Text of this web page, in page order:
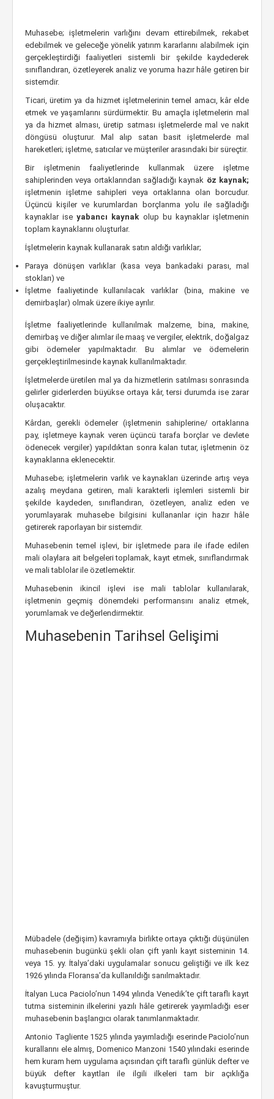
Muhasebe; işletmelerin varlığını devam ettirebilmek, rekabet
edebilmek ve geleceğe yönelik yatırım kararlarını alabilmek için
gerçekleştirdiği faaliyetleri sistemli bir şekilde kaydederek
sınıflandıran, özetleyerek analiz ve yoruma hazır hâle getiren bir
sistemdir.
Ticari, üretim ya da hizmet işletmelerinin temel amacı, kâr elde
etmek ve yaşamlarını sürdürmektir. Bu amaçla işletmelerin mal
ya da hizmet alması, üretip satması işletmelerde mal ve nakit
döngüsü oluşturur. Mal alıp satan basit işletmelerde mal
hareketleri; işletme, satıcılar ve müşteriler arasındaki bir süreçtir.
Bir işletmenin faaliyetlerinde kullanmak üzere işletme
sahiplerinden veya ortaklarından sağladığı kaynak öz kaynak;
işletmenin işletme sahipleri veya ortaklarına olan borcudur.
Üçüncü kişiler ve kurumlardan borçlanma yolu ile sağladığı
kaynaklar iseyabancı kaynak olup bu kaynaklar işletmenin
toplam kaynaklarını oluşturlar.
İşletmelerin kaynak kullanarak satın aldığı varlıklar;
Paraya dönüşen varlıklar (kasa veya bankadaki parası, mal
stokları) ve
İşletme faaliyetinde kullanılacak varlıklar (bina, makine ve
demirbaşlar) olmak üzere ikiye ayrılır.
İşletme faaliyetlerinde kullanılmak malzeme, bina, makine,
demirbaş ve diğer alımlar ile maaş ve vergiler, elektrik, doğalgaz
gibi ödemeler yapılmaktadır. Bu alımlar ve ödemelerin
gerçekleştirilmesinde kaynak kullanılmaktadır.
İşletmelerde üretilen mal ya da hizmetlerin satılması sonrasında
gelirler giderlerden büyükse ortaya kâr, tersi durumda ise zarar
oluşacaktır.
Kârdan, gerekli ödemeler (işletmenin sahiplerine/ ortaklarına
pay, işletmeye kaynak veren üçüncü tarafa borçlar ve devlete
ödenecek vergiler) yapıldıktan sonra kalan tutar, işletmenin öz
kaynaklarına eklenecektir.
Muhasebe; işletmelerin varlık ve kaynakları üzerinde artış veya
azalış meydana getiren, mali karakterli işlemleri sistemli bir
şekilde kaydeden, sınıflandıran, özetleyen, analiz eden ve
yorumlayarak muhasebe bilgisini kullananlar için hazır hâle
getirerek raporlayan bir sistemdir.
Muhasebenin temel işlevi, bir işletmede para ile ifade edilen
mali olaylara ait belgeleri toplamak, kayıt etmek, sınıflandırmak
ve mali tablolar ile özetlemektir.
Muhasebenin ikincil işlevi ise mali tablolar kullanılarak,
işletmenin geçmiş dönemdeki performansını analiz etmek,
yorumlamak ve değerlendirmektir.
Muhasebenin Tarihsel Gelişimi
Mübadele (değişim) kavramıyla birlikte ortaya çıktığı düşünülen
muhasebenin bugünkü şekli olan çift yanlı kayıt sisteminin 14.
veya 15. yy. İtalya’daki uygulamalar sonucu geliştiği ve ilk kez
1926 yılında Floransa’da kullanıldığı sanılmaktadır.
İtalyan Luca Paciolo’nun 1494 yılında Venedik’te çift taraflı kayıt
tutma sisteminin ilkelerini yazılı hâle getirerek yayımladığı eser
muhasebenin başlangıcı olarak tanımlanmaktadır.
Antonio Tagliente 1525 yılında yayımladığı eserinde Paciolo’nun
kurallarını ele almış, Domenico Manzoni 1540 yılındaki eserinde
hem kuram hem uygulama açısından çift taraflı günlük defter ve
büyük defter kayıtları ile ilgili ilkeleri tam bir açıklığa
kavuşturmuştur.